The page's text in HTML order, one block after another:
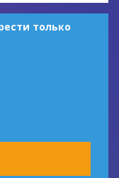
только